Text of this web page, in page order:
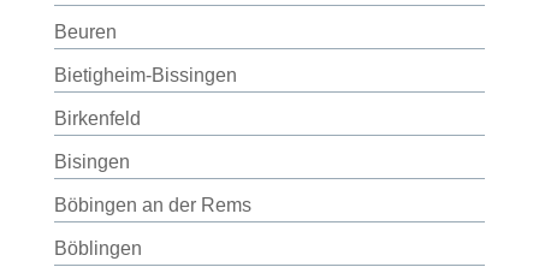
Beuren
Bietigheim-Bissingen
Birkenfeld
Bisingen
Böbingen an der Rems
Böblingen